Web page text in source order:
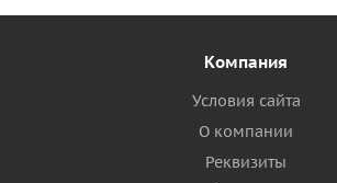
Компания
Условия сайта
О компании
Реквизиты